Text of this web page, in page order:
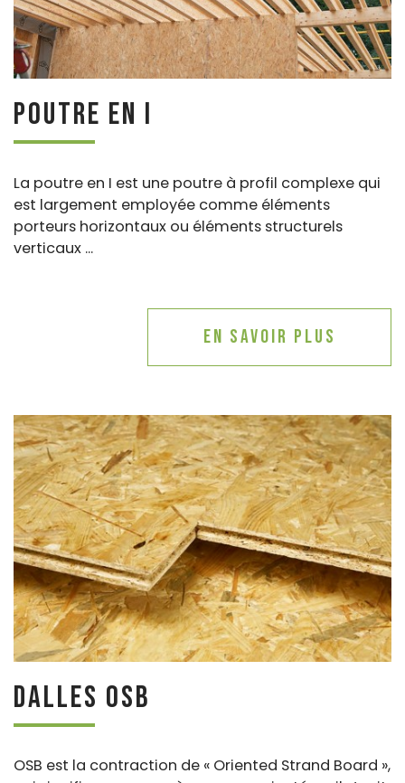
Poutre en I
La poutre en I est une poutre à profil complexe qui
est largement employée comme éléments
porteurs horizontaux ou éléments structurels
verticaux ...
En savoir plus
Dalles OSB
OSB est la contraction de « Oriented Strand Board »,